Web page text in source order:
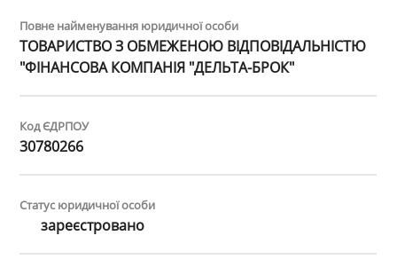
Повне найменування юридичної особи
ТОВАРИСТВО З ОБМЕЖЕНОЮ ВІДПОВІДАЛЬНІСТЮ
"ФІНАНСОВА КОМПАНІЯ "ДЕЛЬТА-БРОК"
Код ЄДРПОУ
30780266
Статус юридичної особи
зареєстровано